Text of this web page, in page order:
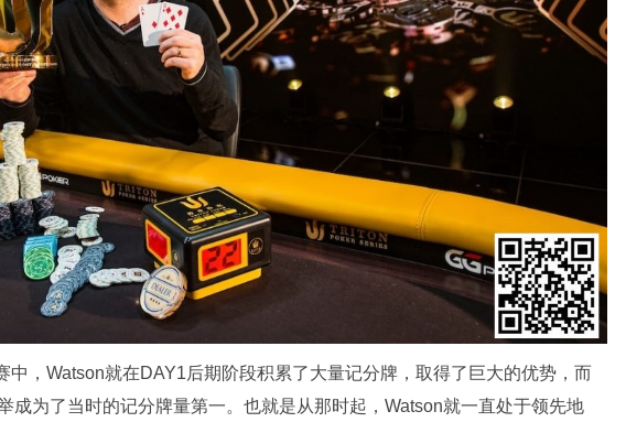
中，Watson就在DAY1后期阶段积累了大量记分牌，取得了巨大的优势，而
成为了当时的记分牌量第一。也就是从那时起，Watson就一直处于领先地